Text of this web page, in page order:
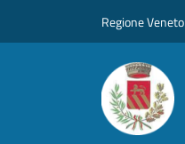
Regione Veneto